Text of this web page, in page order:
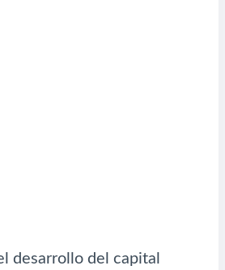
desarrollo del capital